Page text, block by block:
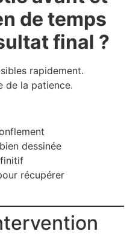
de temps
final ?
rapidement.
de la patience.
dessinée
récupérer